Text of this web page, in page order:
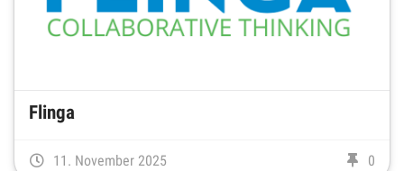
Flinga
0
11. November 2025